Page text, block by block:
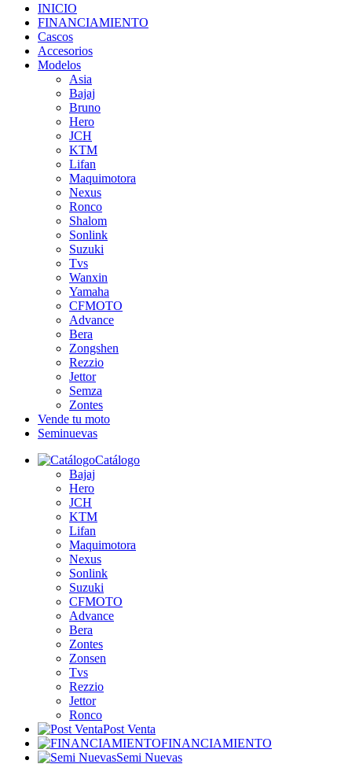
INICIO
FINANCIAMIENTO
Cascos
Accesorios
Modelos
Asia
Bajaj
Bruno
Hero
JCH
KTM
Lifan
Maquimotora
Nexus
Ronco
Shalom
Sonlink
Suzuki
Tvs
Wanxin
Yamaha
CFMOTO
Advance
Bera
Zongshen
Rezzio
Jettor
Semza
Zontes
Vende tu moto
Seminuevas
Catálogo
Bajaj
Hero
JCH
KTM
Lifan
Maquimotora
Nexus
Sonlink
Suzuki
CFMOTO
Advance
Bera
Zontes
Zonsen
Tvs
Rezzio
Jettor
Ronco
Post Venta
FINANCIAMIENTO
Semi Nuevas